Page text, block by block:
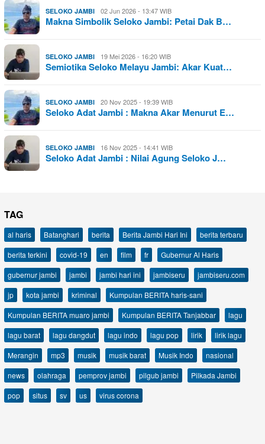
SELOKO JAMBI 02 Jun 2026 - 13:47 WIB
Makna Simbolik Seloko Jambi: Petai Dak B…
SELOKO JAMBI 19 Mei 2026 - 16:20 WIB
Semiotika Seloko Melayu Jambi: Akar Kuat…
SELOKO JAMBI 20 Nov 2025 - 19:39 WIB
Seloko Adat Jambi : Makna Akar Menurut E…
SELOKO JAMBI 16 Nov 2025 - 14:41 WIB
Seloko Adat Jambi : Nilai Agung Seloko J…
TAG
al haris Batanghari berita Berita Jambi Hari Ini
berita terbaru
berita terkini
covid-19 en film fr
Gubernur Al Haris
gubernur jambi
jambi jambi hari ini jambiseru
jambiseru.com
jp
kota jambi kriminal
Kumpulan BERITA haris-sani
Kumpulan BERITA muaro jambi
Kumpulan BERITA Tanjabbar
lagu
lagu barat
lagu dangdut lagu indo lagu pop lirik
lirik lagu
Merangin
mp3 musik musik barat Musik Indo
nasional
news
olahraga pemprov jambi pilgub jambi
Pilkada Jambi
pop
situs sv us virus corona